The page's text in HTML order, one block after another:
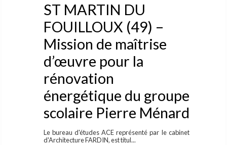
ST MARTIN DU
FOUILLOUX (49) –
Mission de maîtrise
d’œuvre pour la
rénovation
énergétique du groupe
scolaire Pierre Ménard
Le bureau d'études ACE représenté par le cabinet
d'Architecture FARDIN, est titul...